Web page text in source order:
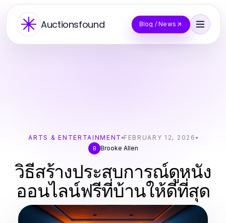
Auctionsfound Blog / News
ARTS & ENTERTAINMENT FEBRUARY 12, 2026
B Brooke Allen
วิธีสร้างประสบการณ์ดูหนัง
ออนไลน์ฟรีที่บ้านให้ดีที่สุด